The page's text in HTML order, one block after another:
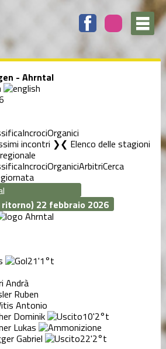
- Ahrntal
IncrociOrganici
incontri ❯ Elenco delle stagioni
IncrociOrganiciArbitriCerca
ritorno) 22 febbraio 2026
21'1°t
Andrà
Ruben
Antonio
Dominik 10'2°t
Lukas
Gabriel 22'2°t